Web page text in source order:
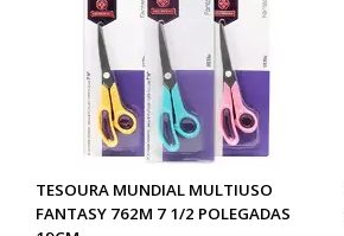
TESOURA MUNDIAL MULTIUSO
FANTASY 762M 7 1/2 POLEGADAS